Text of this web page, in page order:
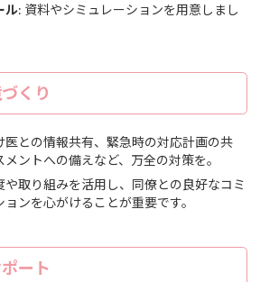
ル: 資料やシミュレーションを用意しまし
くり
医との情報共有、緊急時の対応計画の共
ントへの備えなど、万全の対策を。
や取り組みを活用し、同僚との良好なコミ
ョンを心がけることが重要です。
ート